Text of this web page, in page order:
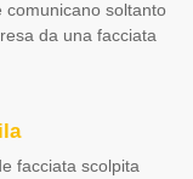
comunicano soltanto
da una facciata
facciata scolpita